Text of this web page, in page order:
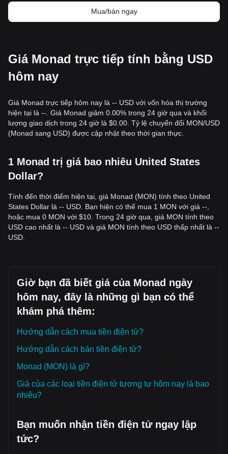
trường có thể bước vào giai đoạn điều chỉnh sâu hơn, có
khả năng kiểm tra các mức hỗ trợ tâm lý thấp hơn.
• Chờ đợi một sự phá vỡ được xác nhận và giữ vững bên
$3.50
trước khi tham gia lệnh khi thử lại
thành công.
Nhà đầu tư theo xu hướng
• Nếu giá phá vỡ$3.50, hãy đi theo đà tăng với mục tiêu
ban đầu là$4.20và mục tiêu thứ hai gần đỉnh cao cục bộ
trước đó.
$2.85, luận điểm đầu tư dài hạn vẫn còn nguyên vẹn. Nhà
đầu tư có thể sử dụng các giai đoạn biến động thấp để xây
Tổng kết xu hướng
Thông tin thị trường
Trong ngắn hạn, Monad đã thể hiện cấu trúc giáĐi ngang
trong 7 ngày qua, với tâm lý thị trường chuyển từ "Thận
trọng" sang
$4.20.
Kịch bản bi quan:Thủng xuống dưới $2.85 có thể khiến
giá trượt về hướng$2.50
Đồng thuận thị trường
có thể trải qua giai đoạn đi ngang liên tục hoặc biến động
nhỏ trong ngắn hạn, triển vọng trung hạn vẫn
miễn là mức hỗ trợ $2.85vẫn được duy trì. Trọng tâm vẫn là
các cột mốc hệ sinh thái làm chất xúc tác chính cho đợt tăng
giá tiếp theo.
Mua/bán ngay
Giá Monad trực tiếp tính bằng USD
hôm nay
Giá Monad trực tiếp hôm nay là -- USD với vốn hóa thị trường
hiện tại là --. Giá Monad giảm 0.00% trong 24 giờ qua và khối
lượng giao dịch trong 24 giờ là $0.00. Tỷ lệ chuyển đổi MON/USD
(Monad sang USD) được cập nhật theo thời gian thực.
1 Monad trị giá bao nhiêu United States
Dollar?
Tính đến thời điểm hiện tại, giá Monad (MON) tính theo United
States Dollar là -- USD. Bạn hiện có thể mua 1 MON với giá --,
hoặc mua 0 MON với $10. Trong 24 giờ qua, giá MON tính theo
USD cao nhất là -- USD và giá MON tính theo USD thấp nhất là --
USD.
Giờ bạn đã biết giá của Monad ngày
hôm nay, đây là những gì bạn có thể
khám phá thêm:
Hướng dẫn cách mua tiền điện tử?
Hướng dẫn cách bán tiền điện tử?
Monad (MON) là gì?
Giá của các loại tiền điện tử tương tự hôm nay là bao
nhiêu?
Bạn muốn nhận tiền điện tử ngay lập
tức?